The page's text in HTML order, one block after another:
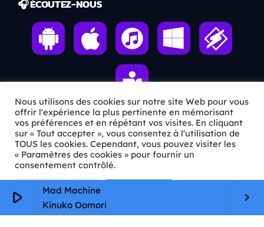
play_arrow
Mad Machine
Kinuko Oomori
keyboard_arrow_right
🎧 ÉCOUTEZ-NOUS
ℹ️ INFOS PRATIQUES
✉️Contact
🦊Qui sommes-nous ?
📄
Mentions légales
Nous utilisons des cookies sur notre site Web pour vous
offrir l'expérience la plus pertinente en mémorisant
vos préférences et en répétant vos visites. En cliquant
sur « Tout accepter », vous consentez à l'utilisation de
TOUS les cookies. Cependant, vous pouvez visiter les
« Paramètres des cookies » pour fournir un
consentement contrôlé.
Paramètres Cookie